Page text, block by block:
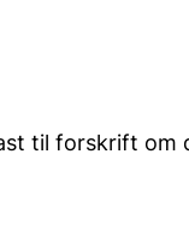
til forskrift om